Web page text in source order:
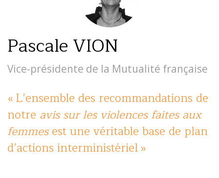
Pascale VION
Vice-présidente de la Mutualité française
L’ensemble des recommandations de
notre avis sur les violences faites aux
femmes est une véritable base de plan
d’actions interministériel